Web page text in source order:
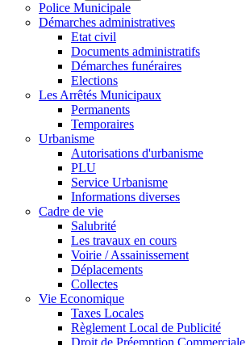
Police Municipale
Démarches administratives
Etat civil
Documents administratifs
Démarches funéraires
Elections
Les Arrêtés Municipaux
Permanents
Temporaires
Urbanisme
Autorisations d'urbanisme
PLU
Service Urbanisme
Informations diverses
Cadre de vie
Salubrité
Les travaux en cours
Voirie / Assainissement
Déplacements
Collectes
Vie Economique
Taxes Locales
Règlement Local de Publicité